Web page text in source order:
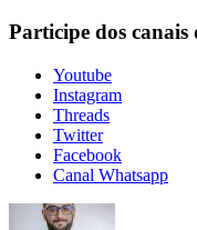
Participe dos
Youtube
Instagram
Threads
Twitter
Facebook
Canal Whatsapp